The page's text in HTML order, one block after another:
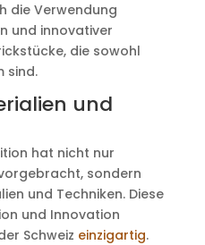
die Verwendung
und innovativer
die sowohl
sind.
und
hat nicht nur
sondern
und Techniken. Diese
und Innovation
Schweiz einzigartig.